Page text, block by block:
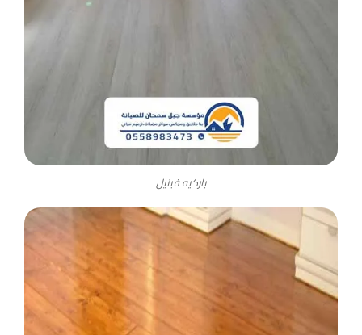
باركيه فينيل